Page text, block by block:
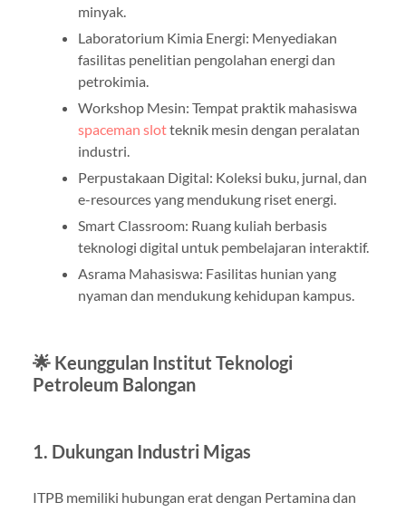
minyak.
Laboratorium Kimia Energi: Menyediakan
fasilitas penelitian pengolahan energi dan
petrokimia.
Workshop Mesin: Tempat praktik mahasiswa
spaceman slotteknik mesin dengan peralatan
industri.
Perpustakaan Digital: Koleksi buku, jurnal, dan
e-resources yang mendukung riset energi.
Smart Classroom: Ruang kuliah berbasis
teknologi digital untuk pembelajaran interaktif.
Asrama Mahasiswa: Fasilitas hunian yang
nyaman dan mendukung kehidupan kampus.
🌟 Keunggulan Institut Teknologi
Petroleum Balongan
1. Dukungan Industri Migas
ITPB memiliki hubungan erat dengan Pertamina dan